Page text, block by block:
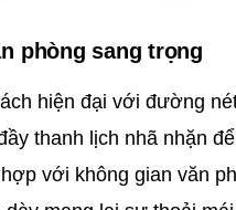
phòng sang trọng
hiện đại với đường
thanh lịch nhã nhặn
với không gian văn